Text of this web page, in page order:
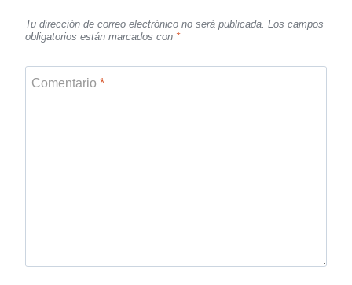
Tu dirección de correo electrónico no será publicada. Los campos
obligatorios están marcados con *
Comentario *